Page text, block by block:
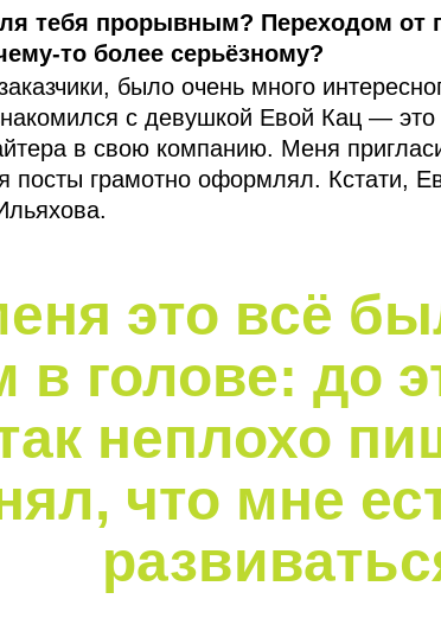
тебя прорывным? Переходом от
то более серьёзному?
было очень много
с девушкой Евой Кац —
в свою компанию. Меня
грамотно оформлял. Кстати,
это всё
голове: до
неплохо
что мне